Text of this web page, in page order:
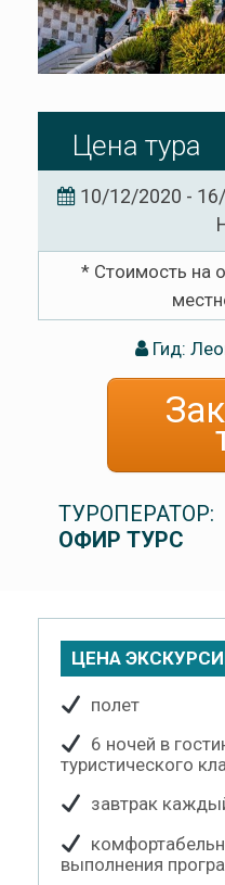
Цена тура
10/12/2020 -
* Стоимость на
Гид:
ТУРОПЕРАТОР:
ОФИР ТУРС
ЦЕНА
полет
6 ночей в
туристического
завтрак
выполнения